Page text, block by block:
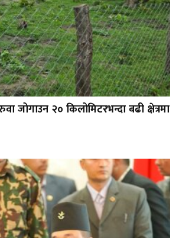
जोगाउन २० किलोमिटरभन्दा बढी क्षेत्रमा